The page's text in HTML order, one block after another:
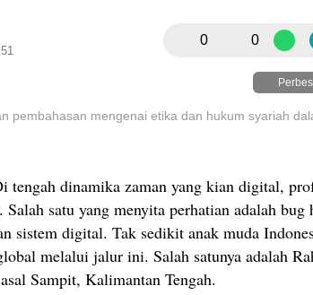
0 0
pembahasan mengenai etika dan hukum syariah
dinamika zaman yang kian digital,
Salah satu yang menyita perhatian adalah
sistem digital. Tak sedikit anak muda
melalui jalur ini. Salah satunya adalah
Sampit, Kalimantan Tengah.